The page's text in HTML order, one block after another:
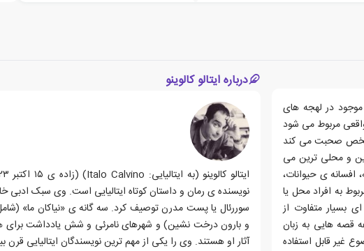
انواع افسانه های موجود در لهجه های
واقعی مربوط می شود
صحبت می کند
و محلی ترین می
ی حیوانات،
به افراد محل یا
بسیار متفاوت از
قصه هایی به زبان
غیر قابل استفاده
درباره ایتالو کالوینو
نویسنده ی رمان و داستان کوتاه ایتالیایی است. وی سبک
سوررئال یا پست مدرن توصیف کرد. سه گانه ی «نیاکان ما»
و بارون درخت نشین) و شهرهای نامرئی و شش یادداشت برای
آثار او هستند. وی را یکی از مهم ترین نویسندگان ایتالیایی قرن